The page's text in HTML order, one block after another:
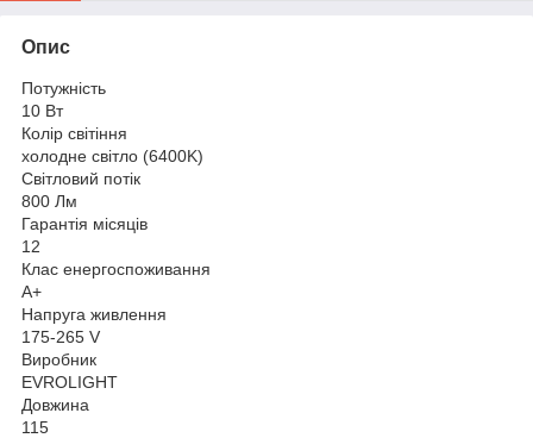
Опис
Потужність
10 Вт
Колір світіння
холодне світло (6400K)
Світловий потік
800 Лм
Гарантія місяців
12
Клас енергоспоживання
A+
Напруга живлення
175-265 V
Виробник
EVROLIGHT
Довжина
115